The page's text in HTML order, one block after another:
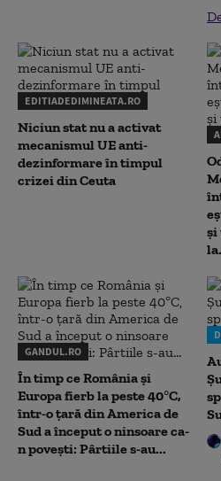
EDITIADEDIMINEATA.RO
Niciun stat nu a activat
mecanismul UE anti-
dezinformare în timpul
crizei din Ceuta
și
GANDUL.RO
În timp ce România și
Europa fierb la peste 40°C,
într-o țară din America de
Sud a început o ninsoare ca-
n povești: Pârtiile s-au...